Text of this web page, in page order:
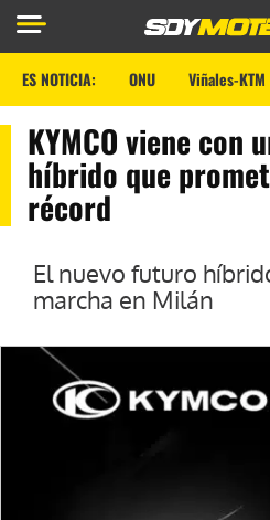
ES NOTICIA: ONU Viñales-KTM
KYMCO viene con
híbrido que
récord
El nuevo futuro
marcha en Milán